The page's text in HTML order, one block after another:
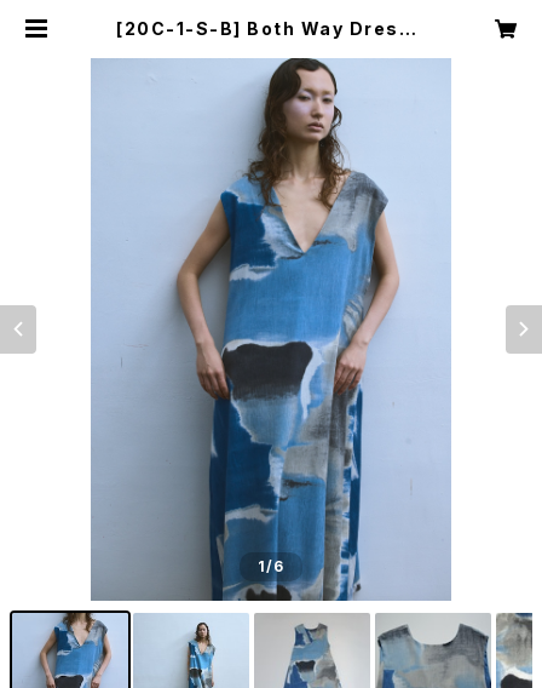
[20C-1-S-B] Both Way Dress |
1/6